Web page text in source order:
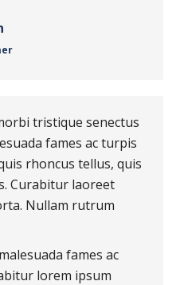
tristique senectus
fames ac turpis
rhoncus tellus, quis
Curabitur laoreet
Nullam rutrum
fames ac
lorem ipsum